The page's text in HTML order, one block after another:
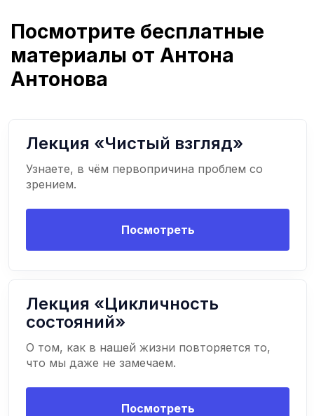
Посмотрите бесплатные
материалы от Антона
Антонова
Лекция «Чистый взгляд»
Узнаете, в чём первопричина проблем со
зрением.
Посмотреть
Лекция «Цикличность
состояний»
О том, как в нашей жизни повторяется то,
что мы даже не замечаем.
Посмотреть